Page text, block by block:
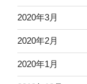
2020年3月
2020年2月
2020年1月